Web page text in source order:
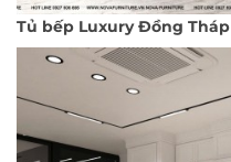
Tủ bếp Luxury Đồng Tháp